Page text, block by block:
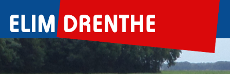
naar
inhoud